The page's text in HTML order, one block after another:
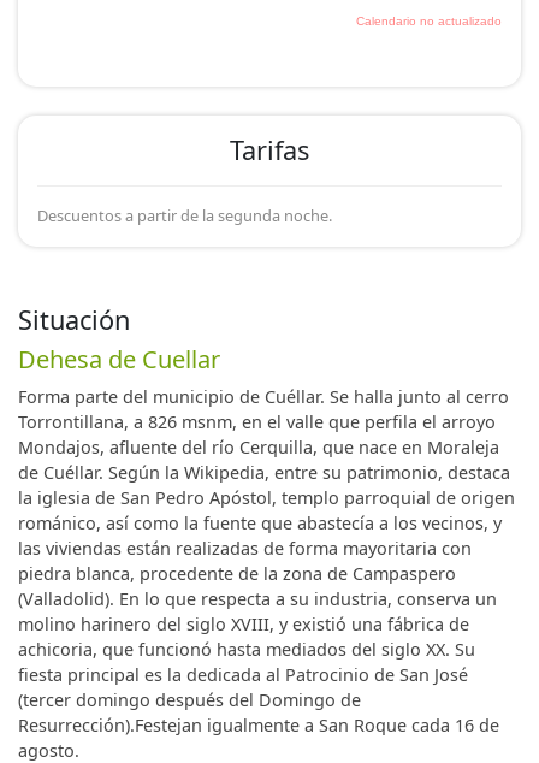
Situación
Dehesa de Cuellar
Forma parte del municipio de Cuéllar. Se halla junto al cerro
Torrontillana, a 826 msnm, en el valle que perfila el arroyo
Mondajos, afluente del río Cerquilla, que nace en Moraleja
de Cuéllar. Según la Wikipedia, entre su patrimonio, destaca
la iglesia de San Pedro Apóstol, templo parroquial de origen
románico, así como la fuente que abastecía a los vecinos, y
las viviendas están realizadas de forma mayoritaria con
piedra blanca, procedente de la zona de Campaspero
(Valladolid). En lo que respecta a su industria, conserva un
molino harinero del siglo XVIII, y existió una fábrica de
achicoria, que funcionó hasta mediados del siglo XX. Su
fiesta principal es la dedicada al Patrocinio de San José
(tercer domingo después del Domingo de
Resurrección).Festejan igualmente a San Roque cada 16 de
agosto.
Tarifas
Descuentos a partir de la segunda noche.